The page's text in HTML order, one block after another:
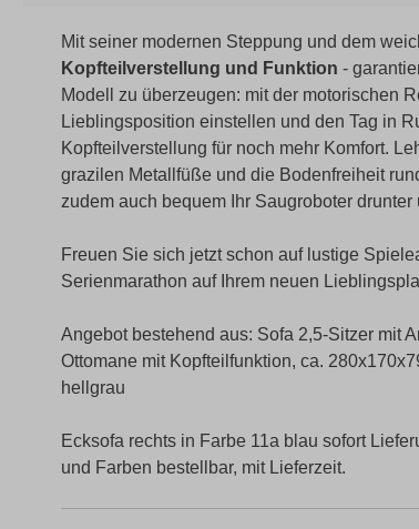
Mit seiner modernen Steppung und dem
Kopfteilverstellung und Funktion -
Modell zu überzeugen: mit der motorischen
Lieblingsposition einstellen und den Tag in
Kopfteilverstellung für noch mehr Komfort.
grazilen Metallfüße und die Bodenfreiheit
zudem auch bequem Ihr Saugroboter
Freuen Sie sich jetzt schon auf lustige
Serienmarathon auf Ihrem neuen
Angebot bestehend aus: Sofa 2,5-Sitzer mit
Ottomane mit Kopfteilfunktion, ca.
hellgrau
Ecksofa rechts in Farbe 11a blau sofort
und Farben bestellbar, mit Lieferzeit.